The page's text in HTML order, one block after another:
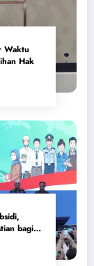
Waktu
Hak
bagi